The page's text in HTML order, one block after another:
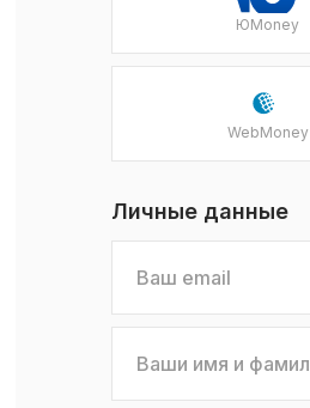
ЮMoney
WebMoney
Личные данные